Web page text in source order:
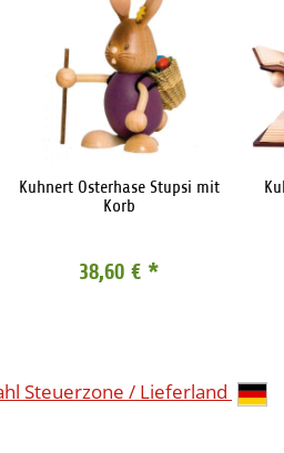
Kuhnert Osterhase Stupsi mit
Korb
38,60 € *
Steuerzone / Lieferland